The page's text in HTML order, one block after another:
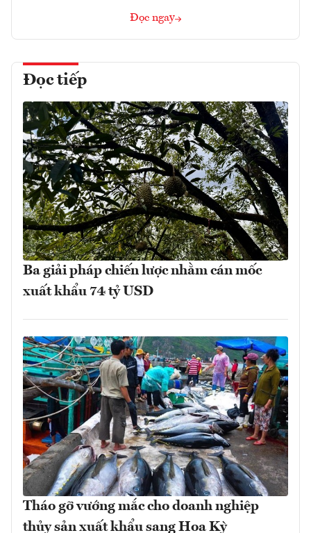
Đọc ngay
Đọc tiếp
Ba giải pháp chiến lược nhằm cán mốc
xuất khẩu 74 tỷ USD
Tháo gỡ vướng mắc cho doanh nghiệp
thủy sản xuất khẩu sang Hoa Kỳ